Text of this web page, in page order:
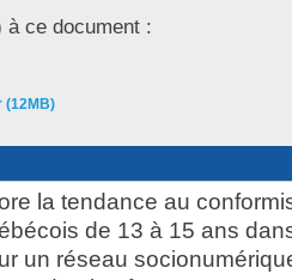
ce document :
(12MB)
la tendance au
de 13 à 15 ans
un réseau